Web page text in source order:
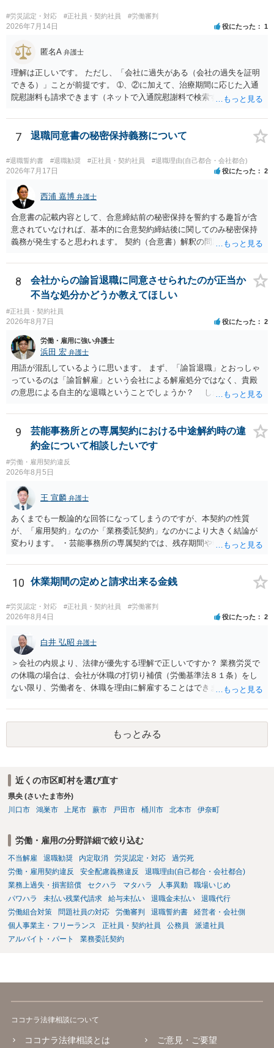
#労災認定・対応 #正社員・契約社員 #労働審判
2026年7月14日 役にたった 1
匿名A 弁護士
理解は正しいです。 ただし、「会社に過失がある（会社の過失を証明
できる）」ことが前提です。 ➀、②に加えて、治療期間に応じた入通
院慰謝料も請求できます（ネットで入通院慰謝料で検索すると詳しい
後遺障害慰謝料も請求できます。これらは後遺障害の等級、あなたの
収入、年齢等で大きく変わりますので一般的にいくらとは言えませ
ん。 弁護士に依頼する費用はそれぞれの弁護士で異なるので個別に聞
いてみるしかありませんが、旧日弁連規準を使った着手金・成功報酬
方式と着手金ゼロまたは少額で成功報酬大目の方式のどちらかが多い
と思います（個々の弁護士次第なので一般化はできません）。 早めに
弁護士に直接面談で相談されることをお勧めします。
7 退職同意書の秘密保持義務について
#退職誓約書 #退職勧奨 #正社員・契約社員 #退職理由(自己都合・会社都合)
2026年7月17日 役にたった 2
西浦 嘉博 弁護士
合意書の記載内容として、合意締結前の秘密保持を誓約する趣旨が含
意されていなければ、基本的に合意契約締結後に関してのみ秘密保持
義務が発生すると思われます。 契約（合意書）解釈の問題ですので、
場合、最寄りの法律事務所で相談されることを検討ください。
8
会社からの諭旨退職に同意させられたのが正当か
不当な処分かどうか教えてほしい
#正社員・契約社員
2026年8月7日 役にたった 2
労働・雇用に強い弁護士
浜田 宏 弁護士
用語が混乱しているように思います。 まず、「諭旨退職」とおっしゃ
っているのは「諭旨解雇」という会社による解雇処分ではなく、貴殿
の意思による自主的な退職ということでしょうか？ しかし、記載さ
す。 その場合、解雇には客観的で合理的な理由が必要であり、かつ
解雇という処分が社会通念上相当と認められない限り、解雇は無効で
す。 結局、貴殿のネット炎上の内容や原因、勤務先に与えた影響な
どを具体的に検討しなければ、何とも申し上げることができません。
また、育児休業法関係の問題もあるかもしれません。 ある程度労働
法に関する専門的な知識が必要な事案ですので、一度、お近くの弁護
士にご相談下さい。
9
芸能事務所との専属契約における中途解約時の違
約金について相談したいです
#労働・雇用契約違反
2026年8月5日
王 宣麟 弁護士
あくまでも一般論的な回答になってしまうのですが、本契約の性質
が、「雇用契約」なのか「業務委託契約」なのかにより大きく結論が
変わります。 ・芸能事務所の専属契約では、残存期間や報酬額、投下
務上よくあるからといって当然に適法という意味ではなく、実際の損
害との対応関係や合理性が重要です。 ・違約金に上限がなくても、常
に有効になるわけではありません。契約が労働契約に近い実態なら労
基法16条で無効となる余地があり、そうでなくても、金額が事務所の
損害と比べて過大なら無効や減額が争点になります。 ・契約前の修正
ースにする、算定根拠を明確化する、違約金ではなく「合理的な実
費・未回収費用のみ」に限定する、などが典型です。 ・弁護士に契約
前に契約書の内容をレビューしてもらう価値は十分にあると思われま
す。 争点は、契約類型が雇用か業務委託か、実態として労働者性があ
るか、解除事由が双方にどう定められているか、違約金の算定根拠が
をお勧めします。 ・事務所側の解除でも、解除理由によってはタレン
は、合理性や対価性を欠くとして争いやすいです。逆に、タレント側
の重大な契約違反がある場合は、実損害の範囲で請求される可能性は
あります。
10 休業期間の定めと請求出来る金銭
#労災認定・対応 #正社員・契約社員 #労働審判
2026年8月4日 役にたった 2
白井 弘昭 弁護士
＞会社の内規より、法律が優先する理解で正しいですか？ 業務労災で
の休職の場合は、会社が休職の打切り補償（労働基準法８１条）をし
ない限り、労働者を、休職を理由に解雇することはできません（労働
期間満了による退職は、業務労災への適用はありませんので、ご安心
ください。 仮に会社が打切り補償をせずに解雇した場合は、不当解雇
に当たります。 ＞労災の休業補償と、所得補償保険の保険金とは別
に、受け取れる金銭はありますでしょうか？ 業務労災の場合は、会社
逸失利益等）が認められる可能性が高いと思われます。 また、業務労
災での第三者行為傷害（同僚の不注意等による事故）の場合は、当該
第三者の賠償責任も考えられます。 労災で支払われた分は、損害額か
は、第三者から支払ってもらうことになります。 会社等との交渉が必
要になると思います（良い会社でしたら、自ら話してくると思います
が・・・）。極めて専門的な話ですので、詳細もしくは対応を最寄り
の弁護士にご相談ください。 以上、ご参考まで。
もっとみる
近くの市区町村を選び直す
県央 (さいたま市外)
川口市
鴻巣市 上尾市 蕨市 戸田市 桶川市 北本市 伊奈町
労働・雇用の分野詳細で絞り込む
不当解雇 退職勧奨 内定取消 労災認定・対応
過労死
労働・雇用契約違反
安全配慮義務違反
退職理由(自己都合・会社都合)
業務上過失・損害賠償
セクハラ マタハラ 人事異動
職場いじめ
パワハラ
未払い残業代請求 給与未払い 退職金未払い
退職代行
労働組合対策
問題社員の対応 労働審判 退職誓約書
経営者・会社側
個人事業主・フリーランス
正社員・契約社員 公務員
派遣社員
アルバイト・パート
業務委託契約
ココナラ法律相談について
ココナラ法律相談とは ご意見・ご要望